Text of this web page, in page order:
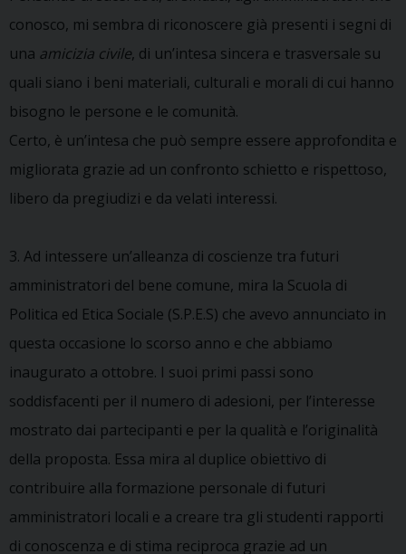
conosco, mi sembra di riconoscere già presenti i segni di
una amicizia civile, di un’intesa sincera e trasversale su
quali siano i beni materiali, culturali e morali di cui hanno
bisogno le persone e le comunità.
Certo, è un’intesa che può sempre essere approfondita e
migliorata grazie ad un confronto schietto e rispettoso,
libero da pregiudizi e da velati interessi.
3. Ad intessere un’alleanza di coscienze tra futuri
amministratori del bene comune, mira la Scuola di
Politica ed Etica Sociale (S.P.E.S) che avevo annunciato in
questa occasione lo scorso anno e che abbiamo
inaugurato a ottobre. I suoi primi passi sono
soddisfacenti per il numero di adesioni, per l’interesse
mostrato dai partecipanti e per la qualità e l’originalità
della proposta. Essa mira al duplice obiettivo di
contribuire alla formazione personale di futuri
amministratori locali e a creare tra gli studenti rapporti
di conoscenza e di stima reciproca grazie ad un